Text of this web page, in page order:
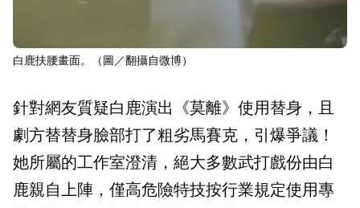
白鹿扶腰畫面。（圖／翻攝自微博）
針對網友質疑白鹿演出《莫離》使用替身，且
劇方替替身臉部打了粗劣馬賽克，引爆爭議！
她所屬的工作室澄清，絕大多數武打戲份由白
鹿親自上陣，僅高危險特技按行業規定使用專